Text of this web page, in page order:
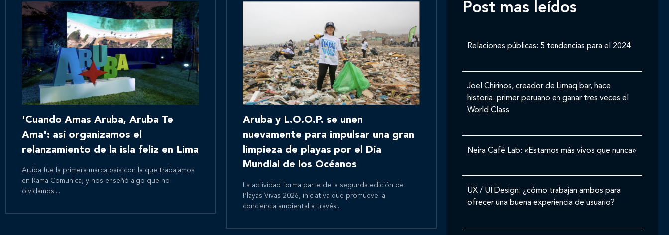
Inicio
Nosotros
Nuestros servicios
Nuestros clientes
'Cuando Amas Aruba, Aruba Te
Ama': así organizamos el
relanzamiento de la isla feliz en Lima
Aruba fue la primera marca país con la que trabajamos
en Rama Comunica, y nos enseñó algo que no
olvidamos:...
Aruba y L.O.O.P. se unen
nuevamente para impulsar una gran
limpieza de playas por el Día
Mundial de los Océanos
La actividad forma parte de la segunda edición de
Playas Vivas 2026, iniciativa que promueve la
conciencia ambiental a través...
Post mas leídos
Relaciones públicas: 5 tendencias para el 2024
Joel Chirinos, creador de Limaq bar, hace
historia: primer peruano en ganar tres veces el
World Class
Neira Café Lab: «Estamos más vivos que nunca»
UX / UI Design: ¿cómo trabajan ambos para
ofrecer una buena experiencia de usuario?